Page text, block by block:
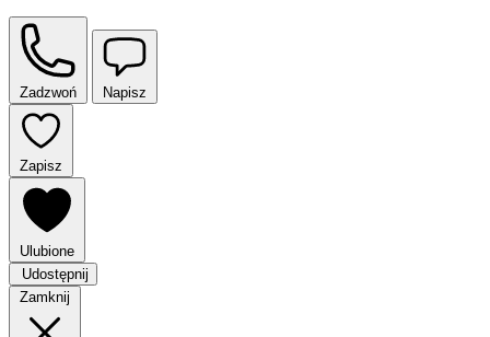
Zadzwoń Napisz
Zapisz
Ulubione
Udostępnij
Zamknij